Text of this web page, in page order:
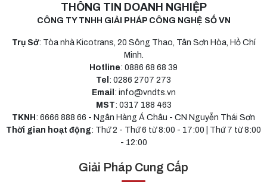
THÔNG TIN DOANH NGHIỆP
CÔNG TY TNHH GIẢI PHÁP CÔNG NGHỆ SỐ VN
Trụ Sở: Tòa nhà Kicotrans, 20 Sông Thao, Tân Sơn Hòa, Hồ Chí
Minh.
Hotline: 0886 68 68 39
Tel : 0286 2707 273
Email : info@vndts.vn
MST: 0317 188 463
TKNH : 6666 888 66 - Ngân Hàng Á Châu - CN Nguyễn Thái Sơn
Thời gian hoạt động: Thứ 2 - Thứ 6 từ 8:00 - 17:00 | Thứ 7 từ 8:00
- 12:00
Giải Pháp Cung Cấp